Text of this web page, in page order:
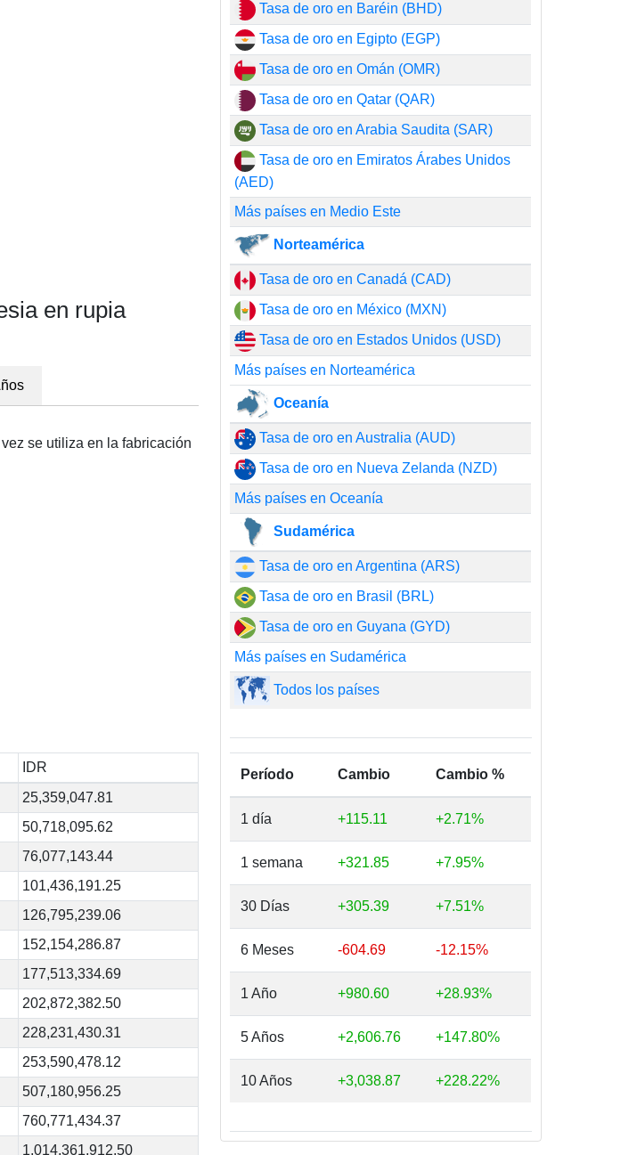
en rupia
se utiliza en la fabricación
IDR
25,359,047.81
50,718,095.62
76,077,143.44
101,436,191.25
126,795,239.06
152,154,286.87
177,513,334.69
202,872,382.50
228,231,430.31
253,590,478.12
507,180,956.25
760,771,434.37
1,014,361,912.50
Tasa de oro en Baréin (BHD)
Tasa de oro en Egipto (EGP)
Tasa de oro en Omán (OMR)
Tasa de oro en Qatar (QAR)
Tasa de oro en Arabia Saudita (SAR)
Tasa de oro en Emiratos Árabes Unidos
(AED)
Más países en Medio Este
Norteamérica
Tasa de oro en Canadá (CAD)
Tasa de oro en México (MXN)
Tasa de oro en Estados Unidos (USD)
Más países en Norteamérica
Oceanía
Tasa de oro en Australia (AUD)
Tasa de oro en Nueva Zelanda (NZD)
Más países en Oceanía
Sudamérica
Tasa de oro en Argentina (ARS)
Tasa de oro en Brasil (BRL)
Tasa de oro en Guyana (GYD)
Más países en Sudamérica
Todos los países
Período Cambio Cambio %
1 día +115.11 +2.71%
1 semana +321.85 +7.95%
30 Días +305.39 +7.51%
6 Meses -604.69 -12.15%
1 Año +980.60 +28.93%
5 Años +2,606.76 +147.80%
10 Años +3,038.87 +228.22%